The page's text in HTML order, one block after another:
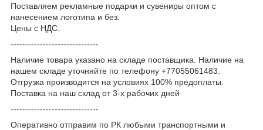
Поставляем рекламные подарки и сувениры оптом с
нанесением логотипа и без.
Цены с НДС.
------------------------------
Наличие товара указано на складе поставщика. Наличие на
нашем складе уточняйте по телефону +77055061483.
Отгрузка производится на условиях 100% предоплаты.
Поставка на наш склад от 3-x рабочих дней
------------------------------
Оперативно отправим по РК любыми транспортными и